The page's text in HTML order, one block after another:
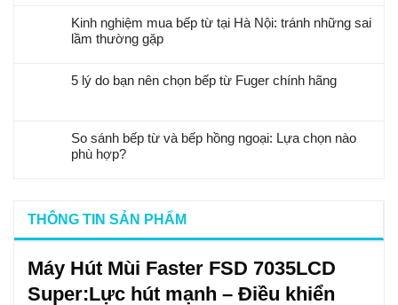
THÔNG TIN SẢN PHẨM
Máy Hút Mùi Faster FSD 7035LCD
Super:Lực hút mạnh – Điều khiển
Kinh nghiệm mua bếp từ tại Hà Nội: tránh những sai
lầm thường gặp
5 lý do bạn nên chọn bếp từ Fuger chính hãng
So sánh bếp từ và bếp hồng ngoại: Lựa chọn nào
phù hợp?